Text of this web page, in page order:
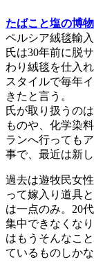
リ
ー
たばこと塩の博
ペルシア絨毯輸
氏は30年前に脱
わり絨毯を仕入
スタイルで毎年
きたと言う。
氏が取り扱うの
ものや、化学染
ランへ行っても
事で、最近は新
過去は遊牧民女
って嫁入り道具
は一点のみ。20
集中できなくな
はもうそんなこ
ているものしかな